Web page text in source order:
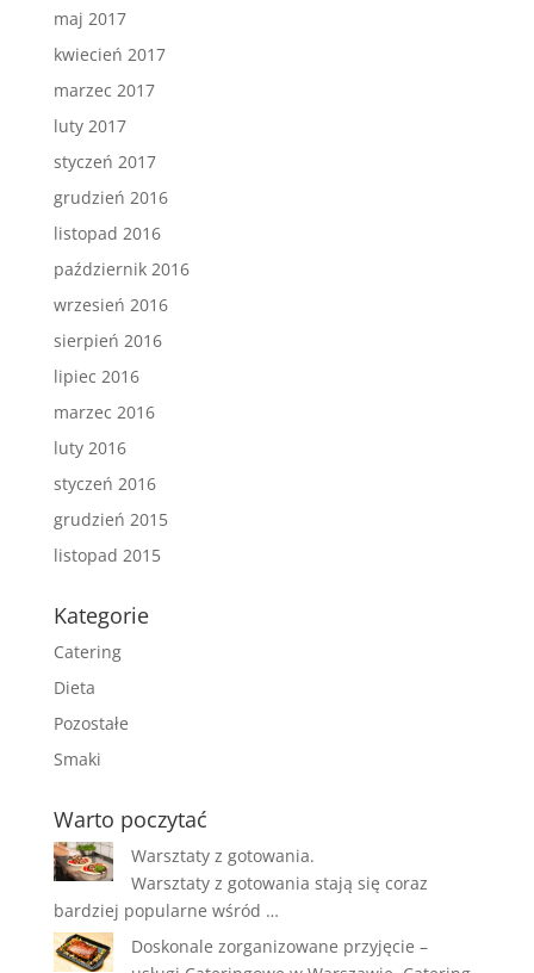
maj 2017
kwiecień 2017
marzec 2017
luty 2017
styczeń 2017
grudzień 2016
listopad 2016
październik 2016
wrzesień 2016
sierpień 2016
lipiec 2016
marzec 2016
luty 2016
styczeń 2016
grudzień 2015
listopad 2015
Kategorie
Catering
Dieta
Pozostałe
Smaki
Warto poczytać
Warsztaty z gotowania.
Warsztaty z gotowania stają się coraz
bardziej popularne wśród …
Doskonale zorganizowane przyjęcie –